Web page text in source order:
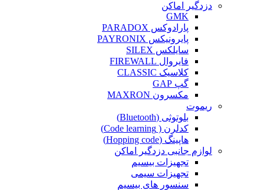
دزدگیر اماکن
GMK
پارادوکس PARADOX
پایرونیکس PAYRONIX
سایلکس SILEX
فایروال FIREWALL
کلاسیک CLASSIC
گپ GAP
مکسرون MAXRON
ریموت
بلوتوثی (Bluetooth)
کدلرن ( Code learning)
هاپینگ (Hopping code)
لوازم جانبی دزدگیر اماکن
تجهیزات بیسیم
تجهیزات سیمی
سنسور های بیسیم